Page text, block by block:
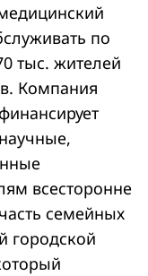
по
тыс. жителей
Компания
всесторонне
семейных
городской